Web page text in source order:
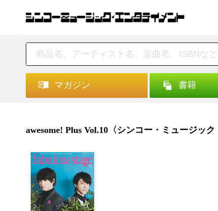
マガジン 書籍
awesome! Plus Vol.10〈シンコー・ミュージッ